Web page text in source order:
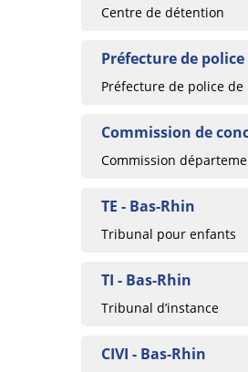
Centre de détention
Préfecture de
Préfecture de police de
Commission de
Commission
TE - Bas-Rhin
Tribunal pour enfants
TI - Bas-Rhin
Tribunal d’instance
CIVI - Bas-Rhin